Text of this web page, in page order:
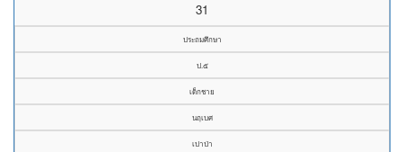
31
ประถมศึกษา
ป.๕
เด็กชาย
นฤเบศ
เปาป่า